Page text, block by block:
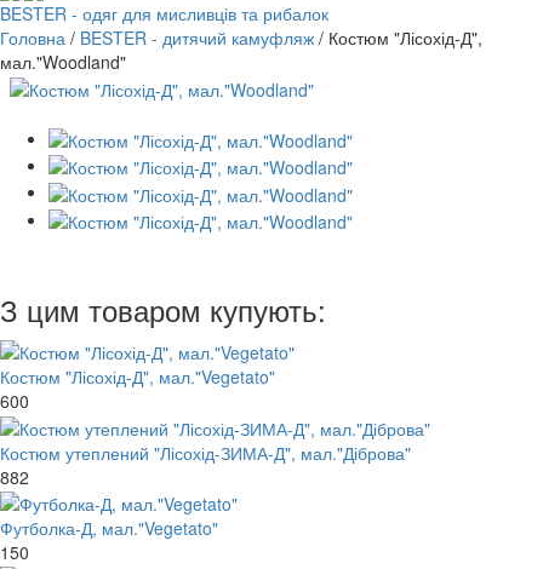
BESTER - одяг для мисливців та рибалок
Головна / BESTER - дитячий камуфляж / Костюм "Лісохід-Д",
мал."Woodland"
З цим товаром купують:
Костюм "Лісохід-Д", мал."Vegetato"
600
Костюм утеплений "Лісохід-ЗИМА-Д", мал."Діброва"
882
Футболка-Д, мал."Vegetato"
150